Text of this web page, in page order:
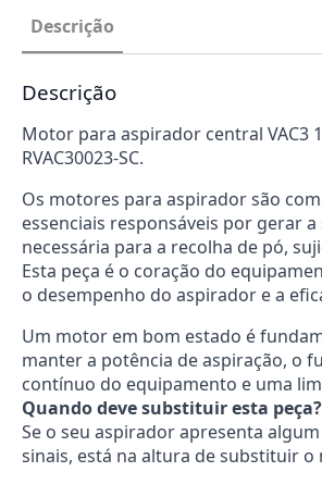
Descrição
Descrição
Motor para aspirador central VAC3
RVAC30023-SC.
Os motores para aspirador são
essenciais responsáveis por gerar a
necessária para a recolha de pó,
Esta peça é o coração do
o desempenho do aspirador e a
Um motor em bom estado é
manter a potência de aspiração, o
contínuo do equipamento e uma
Quando deve substituir esta peça?
Se o seu aspirador apresenta
sinais, está na altura de substituir o